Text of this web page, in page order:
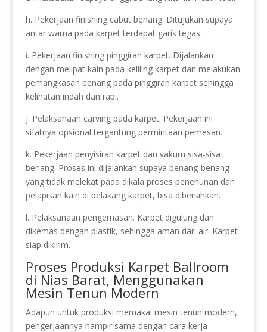
h. Pekerjaan finishing cabut benang. Ditujukan supaya
antar warna pada karpet terdapat garis tegas.
i. Pekerjaan finishing pinggiran karpet. Dijalankan
dengan melipat kain pada keliling karpet dan melakukan
pemangkasan benang pada pinggiran karpet sehingga
kelihatan indah dan rapi.
j. Pelaksanaan carving pada karpet. Pekerjaan ini
sifatnya opsional tergantung permintaan pemesan.
k. Pekerjaan penyisiran karpet dan vakum sisa-sisa
benang. Proses ini dijalankan supaya benang-benang
yang tidak melekat pada dikala proses penenunan dan
pelapisan kain di belakang karpet, bisa dibersihkan.
l. Pelaksanaan pengemasan. Karpet digulung dan
dikemas dengan plastik, sehingga aman dari air. Karpet
siap dikirim.
Proses Produksi Karpet Ballroom
di Nias Barat, Menggunakan
Mesin Tenun Modern
Adapun untuk produksi memakai mesin tenun modern,
pengerjaannya hampir sama dengan cara kerja